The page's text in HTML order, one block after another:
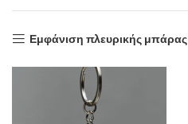
Εμφάνιση πλευρικής μπάρας